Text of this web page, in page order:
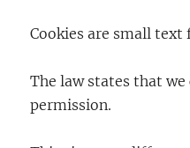
Cookies are small text
The law states that
permission.